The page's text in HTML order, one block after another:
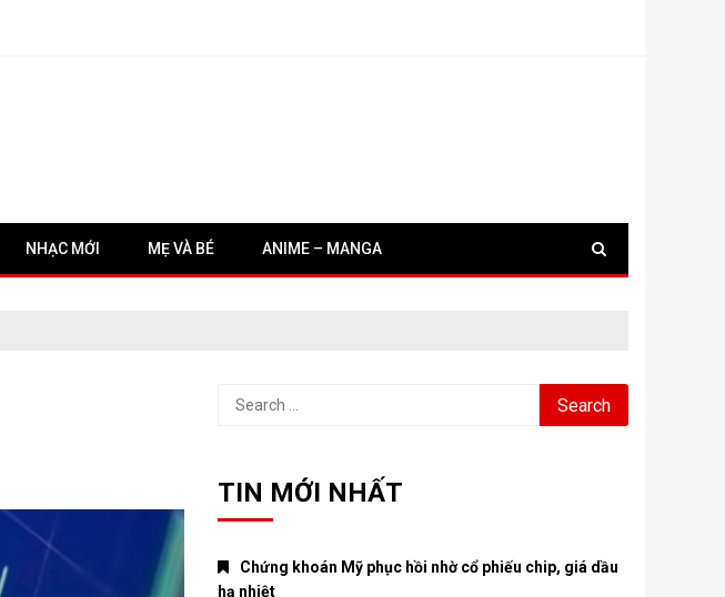
NHẠC MỚI MẸ VÀ BÉ ANIME – MANGA
Search
TIN MỚI NHẤT
Chứng khoán Mỹ phục hồi nhờ cổ phiếu chip, giá dầu
hạ nhiệt